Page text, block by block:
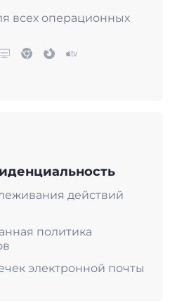
всех операционных
действий
политика
электронной почты